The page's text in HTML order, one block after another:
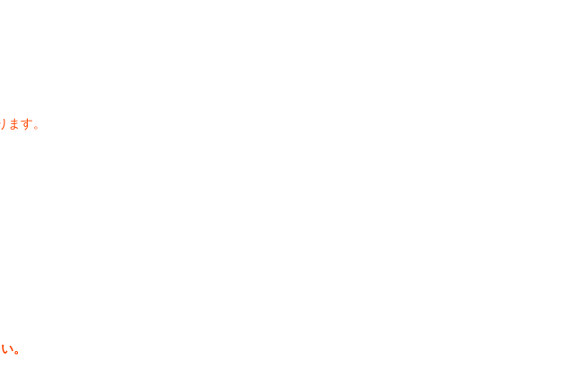
す。
。